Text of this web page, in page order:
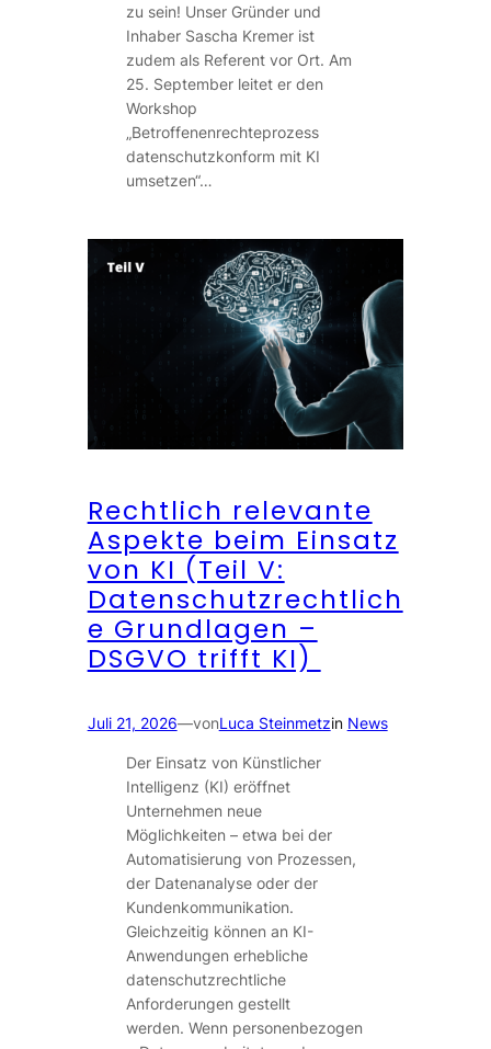
zu sein! Unser Gründer und
Inhaber Sascha Kremer ist
zudem als Referent vor Ort. Am
25. September leitet er den
Workshop
„Betroffenenrechteprozess
datenschutzkonform mit KI
umsetzen“…
Rechtlich relevante
Aspekte beim Einsatz
von KI (Teil V:
Datenschutzrechtlich
e Grundlagen –
DSGVO trifft KI)
Juli 21, 2026—vonLuca Steinmetzin News
Der Einsatz von Künstlicher
Intelligenz (KI) eröffnet
Unternehmen neue
Möglichkeiten – etwa bei der
Automatisierung von Prozessen,
der Datenanalyse oder der
Kundenkommunikation.
Gleichzeitig können an KI-
Anwendungen erhebliche
datenschutzrechtliche
Anforderungen gestellt
werden. Wenn personenbezogen